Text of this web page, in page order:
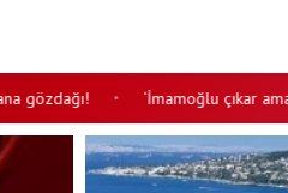
• ‘İmamoğlu çıkar amaçlı suç